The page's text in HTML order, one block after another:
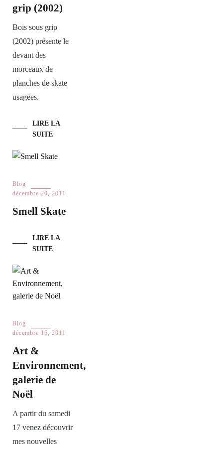
grip (2002)
Bois sous grip
(2002) présente le
devant des
morceaux de
planches de skate
usagées.
LIRE LA
SUITE
Blog
décembre 20, 2011
Smell Skate
LIRE LA
SUITE
Blog
décembre 16, 2011
Art &
Environnement,
galerie de
Noël
A partir du samedi
17 venez découvrir
mes nouvelles